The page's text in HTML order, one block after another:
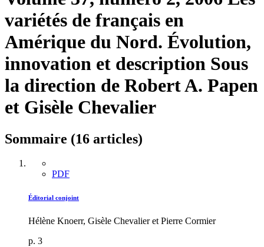
variétés de français en
Amérique du Nord. Évolution,
innovation et description Sous
la direction de Robert A. Papen
et Gisèle Chevalier
Sommaire (16 articles)
PDF
Éditorial conjoint
Hélène Knoerr, Gisèle Chevalier et Pierre Cormier
p. 3